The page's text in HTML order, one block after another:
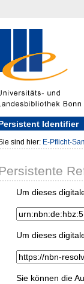
Identifier
sind hier: E-Pflicht-
Um dieses
Um dieses
Sie können die